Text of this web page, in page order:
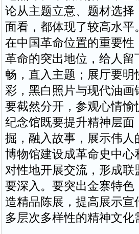
论从主题立意、题材选
面看，都体现了较高水
在中国革命位置的重要
革命的突出地位，给人
畅，直入主题；展厅要
彩，黑白照片与现代油
要截然分开，参观心情
纪念馆既要提升精神层
掘，融入故事，展示伟
博物馆建设成革命史中
对性地开展交流，形成
要深入。要突出金寨特
造精品陈展，提高展示
多层次多样性的精神文化